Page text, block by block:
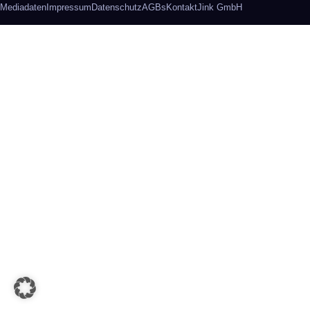
Mediadaten Impressum DatenschutzAGBs KontaktJink GmbH